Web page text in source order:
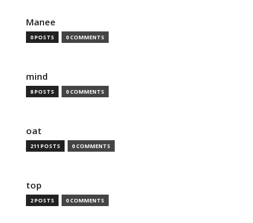
Manee
0 POSTS 0 COMMENTS
mind
8 POSTS 0 COMMENTS
oat
211 POSTS 0 COMMENTS
top
2 POSTS 0 COMMENTS